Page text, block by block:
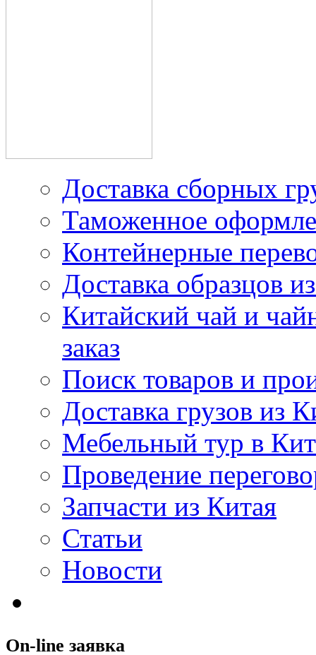
Доставка сборных
Таможенное
Контейнерные
Доставка образцов
Китайский чай и
заказ
Поиск товаров и
Доставка грузов из
Мебельный тур в
Проведение
Запчасти из Китая
Статьи
Новости
On-line заявка